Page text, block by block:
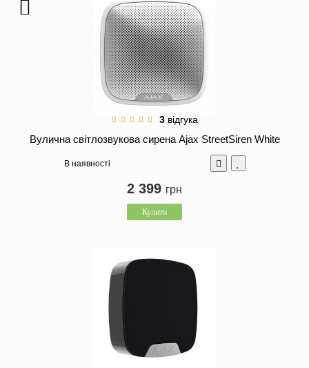
3 відгука
Вулична світлозвукова сирена Ajax StreetSiren White
В наявності
2 399 грн
Купити